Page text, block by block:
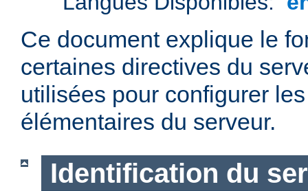
Ce document explique le
certaines directives du
utilisées pour configurer
élémentaires du serveur.
Identification du